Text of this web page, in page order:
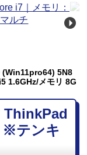
(Win11pro64) 5N8
1.6GHz/メモリ 8G
ThinkPad
テンキ